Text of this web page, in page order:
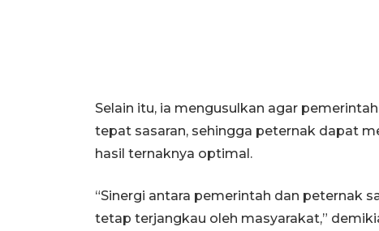
Selain itu, ia mengusulkan agar
tepat sasaran, sehingga peternak dapat
hasil ternaknya optimal.
“Sinergi antara pemerintah dan peternak
tetap terjangkau oleh masyarakat,”